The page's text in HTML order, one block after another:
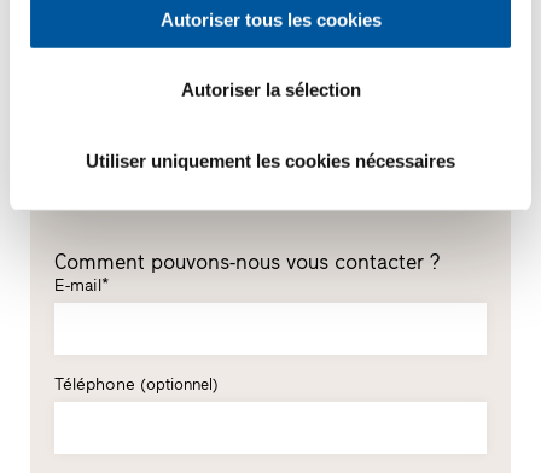
Autoriser tous les cookies
Autoriser la sélection
Utiliser uniquement les cookies nécessaires
Comment pouvons-nous vous contacter ?
E-mail*
Téléphone (optionnel)